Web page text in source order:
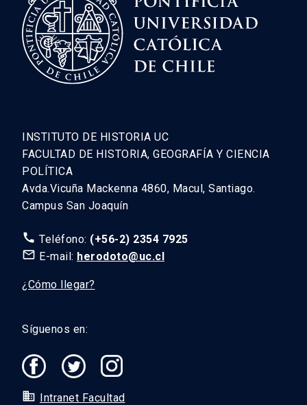
INSTITUTO DE HISTORIA UC
FACULTAD DE HISTORIA, GEOGRAFÍA Y CIENCIA
POLÍTICA
Avda.Vicuña Mackenna 4860, Macul, Santiago.
Campus San Joaquín
call Teléfono: (+56-2) 2354 7925
mail_outline E-mail: herodoto@uc.cl
¿Cómo llegar?
Síguenos en:
domain Intranet Facultad